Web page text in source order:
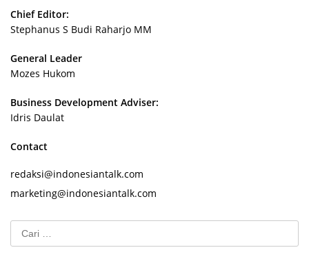
Chief Editor:
Stephanus S Budi Raharjo MM
General Leader
Mozes Hukom
Business Development Adviser:
Idris Daulat
Contact
redaksi@indonesiantalk.com
marketing@indonesiantalk.com
Cari
untuk: